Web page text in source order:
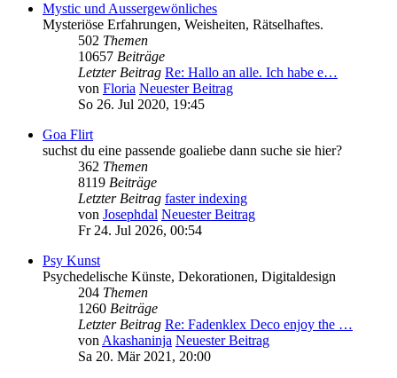
Mystic und Aussergewönliches
Mysteriöse Erfahrungen, Weisheiten, Rätselhaftes.
502 Themen
10657 Beiträge
Letzter Beitrag Re: Hallo an alle. Ich habe e…
von Floria Neuester Beitrag
So 26. Jul 2020, 19:45
Goa Flirt
suchst du eine passende goaliebe dann suche sie hier?
362 Themen
8119 Beiträge
Letzter Beitrag faster indexing
von Josephdal Neuester Beitrag
Fr 24. Jul 2026, 00:54
Psy Kunst
Psychedelische Künste, Dekorationen, Digitaldesign
204 Themen
1260 Beiträge
Letzter Beitrag Re: Fadenklex Deco enjoy the …
vonAkashaninja Neuester Beitrag
Sa 20. Mär 2021, 20:00